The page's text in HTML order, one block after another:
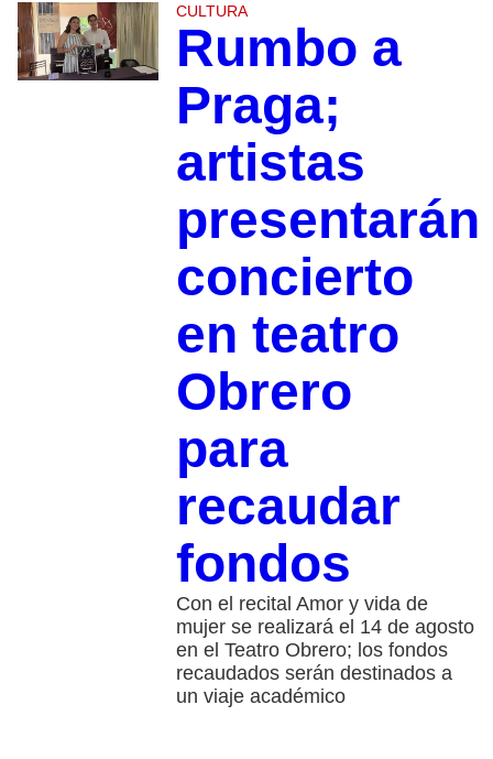
CULTURA
Rumbo a
Praga;
artistas
presentarán
concierto
en teatro
Obrero
para
recaudar
fondos
Con el recital Amor y vida de
mujer se realizará el 14 de agosto
en el Teatro Obrero; los fondos
recaudados serán destinados a
un viaje académico